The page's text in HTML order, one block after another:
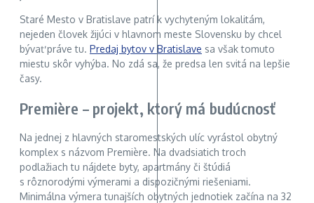
Staré Mesto v Bratislave patrí k vychyteným lokalitám,
nejeden človek žijúci v hlavnom meste Slovensku by chcel
bývať práve tu. Predaj bytov v Bratislave sa však tomuto
miestu skôr vyhýba. No zdá sa, že predsa len svitá na lepšie
časy.
Première – projekt, ktorý má budúcnosť
Na jednej z hlavných staromestských ulíc vyrástol obytný
komplex s názvom Première. Na dvadsiatich troch
podlažiach tu nájdete byty, apartmány či štúdiá
s rôznorodými výmerami a dispozičnými riešeniami.
Minimálna výmera tunajších obytných jednotiek začína na 32